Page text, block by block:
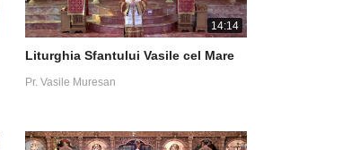
14:14
Liturghia Sfantului Vasile cel Mare
Pr. Vasile Muresan